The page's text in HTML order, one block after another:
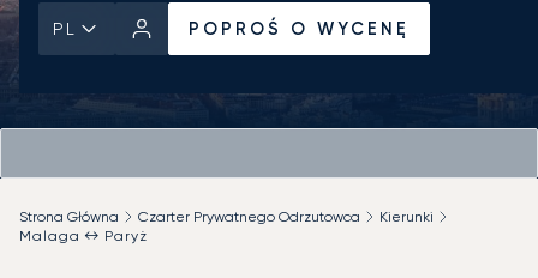
PL POPROŚ O WYCENĘ
Strona Główna Czarter Prywatnego Odrzutowca
Kierunki
Malaga ↔ Paryż